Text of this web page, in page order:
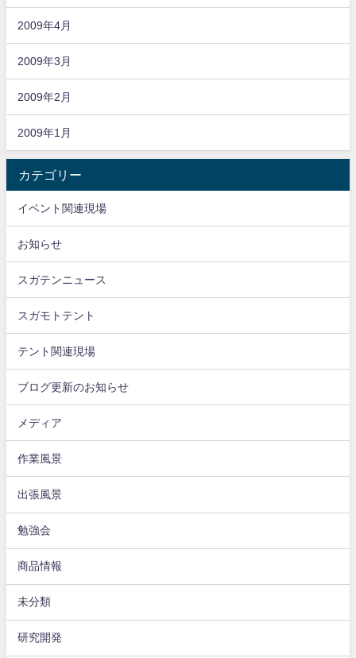
2009年4月
2009年3月
2009年2月
2009年1月
カテゴリー
イベント関連現場
お知らせ
スガテンニュース
スガモトテント
テント関連現場
ブログ更新のお知らせ
メディア
作業風景
出張風景
勉強会
商品情報
未分類
研究開発